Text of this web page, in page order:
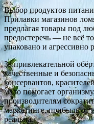
Выбор продуктов
Прилавки магазинов
предлагая товары под
предостеречь — не всё
упаковано и агрессивно
За привлекательной
качественные и
консервантов,
мало помогает
производителям
маркетинге, прибыль от
реальна.